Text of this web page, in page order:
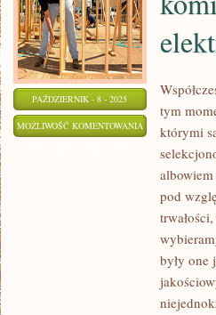
PAŹDZIERNIK - 8 - 2025
MOŻLIWOŚĆ KOMENTOWANIA
ROZMAITE
KOMINKÓW.
STANIE
KOMINKI
tym
którymi
pod
były one